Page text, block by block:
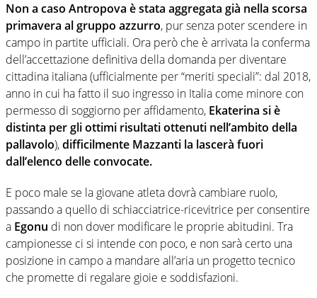
Non a caso Antropova è stata aggregata già nella scorsa
primavera al gruppo azzurro, pur senza poter scendere in
campo in partite ufficiali. Ora però che è arrivata la conferma
dell’accettazione definitiva della domanda per diventare
cittadina italiana (ufficialmente per “meriti speciali”: dal 2018,
anno in cui ha fatto il suo ingresso in Italia come minore con
permesso di soggiorno per affidamento, Ekaterina si è
distinta per gli ottimi risultati ottenuti nell’ambito della
pallavolo),difficilmente Mazzanti la lascerà fuori
dall’elenco delle convocate.
E poco male se la giovane atleta dovrà cambiare ruolo,
passando a quello di schiacciatrice-ricevitrice per consentire
a Egonu di non dover modificare le proprie abitudini. Tra
campionesse ci si intende con poco, e non sarà certo una
posizione in campo a mandare all’aria un progetto tecnico
che promette di regalare gioie e soddisfazioni.